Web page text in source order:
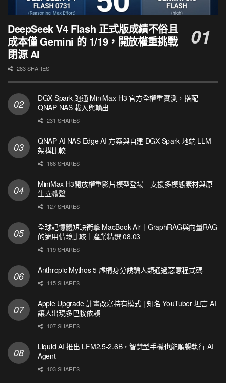
DeepSeek V4 Flash 正式版成績不俗且
成本僅 Gemini 的 1/19，開放權重挑戰
閉源 AI
283 SHARES
DGX Spark 跑通 MiniMax-H3 官方全權重實測，搭配
QNAP NAS 載入與輸出
231 SHARES
QNAP AI NAS Edge AI 方案與自建 DGX Spark 地端 LLM
架構比較
168 SHARES
MiniMax H3開放權重影片模型登場 支援多模態素材與原
生立體聲
127 SHARES
全球記憶體短缺衝擊 MacBook Air｜GraphRAG與向量RAG
的適用情境比較｜產業精選 08.03
119 SHARES
Anthropic Mythos 5 虛構身分誘騙人類通過惡意程式碼
115 SHARES
Apple Upgrade 計畫改寫持有模式 | 知名 YouTuber 坦言 AI
讓人出現多巴胺依賴
107 SHARES
Liquid AI 推出 LFM2.5-2.6B，智慧型手機也能順暢執行 AI
Agent
103 SHARES